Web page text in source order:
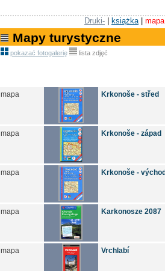
Druki- książka| mapa
Mapy turystyczne
pokazać fotogalerię lista zdjęć
mapa Krkonoše - střed
mapa Krkonoše - západ
mapa Krkonoše -
mapa Karkonosze 2087
mapa Vrchlabí